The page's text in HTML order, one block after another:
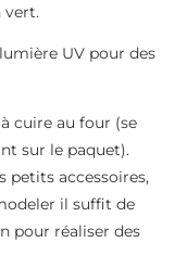
vert.
UV pour des
cuire au four (se
sur le paquet).
petits accessoires,
il suffit de
pour réaliser des